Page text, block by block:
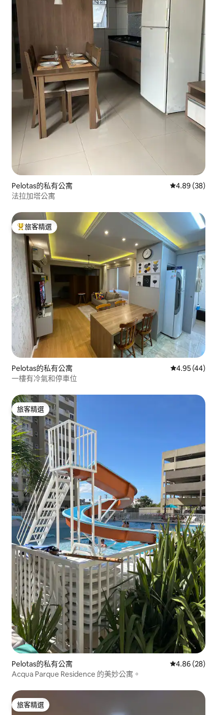
Pelotas的私有公寓 從 38 則評價
4.89 (38)
法拉加塔公寓
旅客精選榜首
旅客精選
Pelotas的私有公寓 從 44 則評價
4.95 (44)
一樓有冷氣和停車位
旅客精選
旅客精選
Pelotas的私有公寓 從 28 則評價
4.86 (28)
Acqua Parque Residence 的美妙公寓。
旅客精選
旅客精選